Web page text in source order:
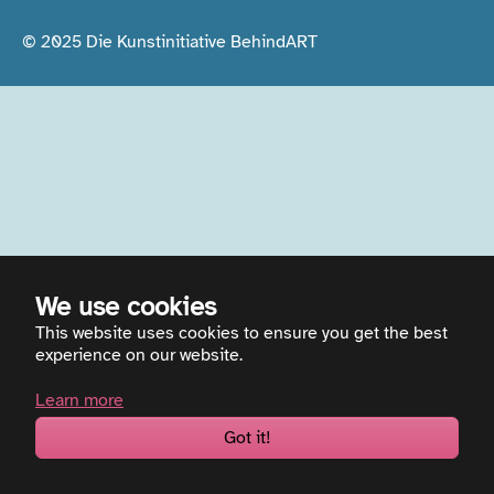
We use cookies
This website uses cookies to ensure you get the best
experience on our website.
Learn more
Got it!
© 2025 Die Kunstinitiative BehindART